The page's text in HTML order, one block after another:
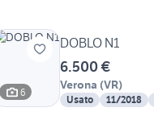
6
DOBLO N1
6.500 €
Verona (VR)
Usato 11/2018